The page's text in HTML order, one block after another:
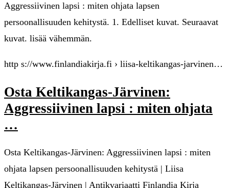
Aggressiivinen lapsi : miten ohjata lapsen
persoonallisuuden kehitystä. 1. Edelliset kuvat. Seuraavat
kuvat. lisää vähemmän.
http s://www.finlandiakirja.fi › liisa-keltikangas-jarvinen…
Osta Keltikangas-Järvinen:
Aggressiivinen lapsi : miten ohjata
…
Osta Keltikangas-Järvinen: Aggressiivinen lapsi : miten
ohjata lapsen persoonallisuuden kehitystä | Liisa
Keltikangas-Järvinen | Antikvariaatti Finlandia Kirja